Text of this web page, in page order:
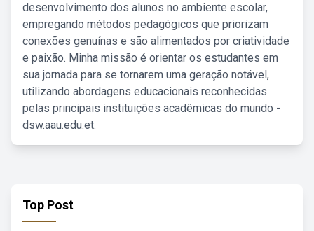
desenvolvimento dos alunos no ambiente escolar,
empregando métodos pedagógicos que priorizam
conexões genuínas e são alimentados por criatividade
e paixão. Minha missão é orientar os estudantes em
sua jornada para se tornarem uma geração notável,
utilizando abordagens educacionais reconhecidas
pelas principais instituições acadêmicas do mundo -
dsw.aau.edu.et.
Top Post